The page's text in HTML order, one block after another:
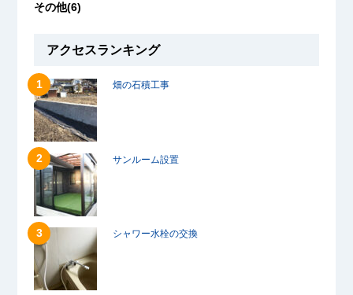
その他(6)
アクセスランキング
畑の石積工事
サンルーム設置
シャワー水栓の交換